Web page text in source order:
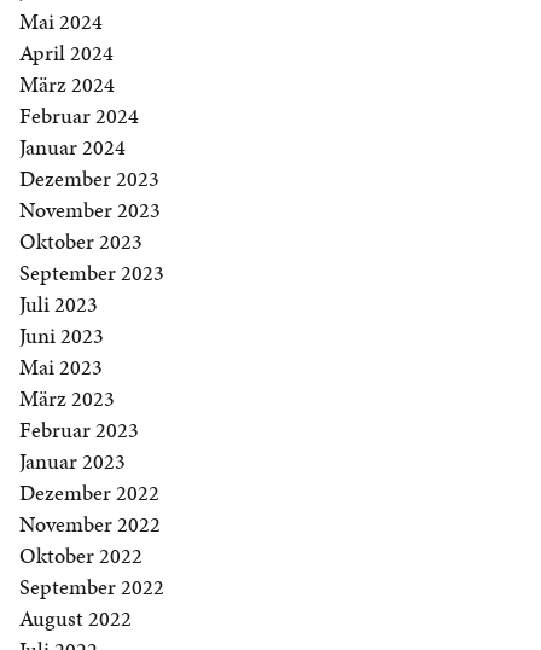
Mai 2024
April 2024
März 2024
Februar 2024
Januar 2024
Dezember 2023
November 2023
Oktober 2023
September 2023
Juli 2023
Juni 2023
Mai 2023
März 2023
Februar 2023
Januar 2023
Dezember 2022
November 2022
Oktober 2022
September 2022
August 2022